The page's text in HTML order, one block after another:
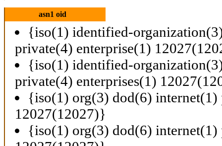
asn1 oid
{iso(1) identified-
private(4) enterprise(1)
{iso(1) identified-
private(4) enterprises(1)
{iso(1) org(3) dod(6) internet(1)
12027(12027)}
{iso(1) org(3) dod(6) internet(1)